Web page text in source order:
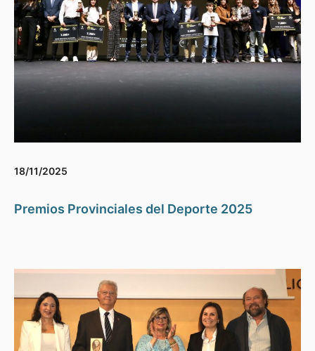
18/11/2025
Premios Provinciales del Deporte 2025